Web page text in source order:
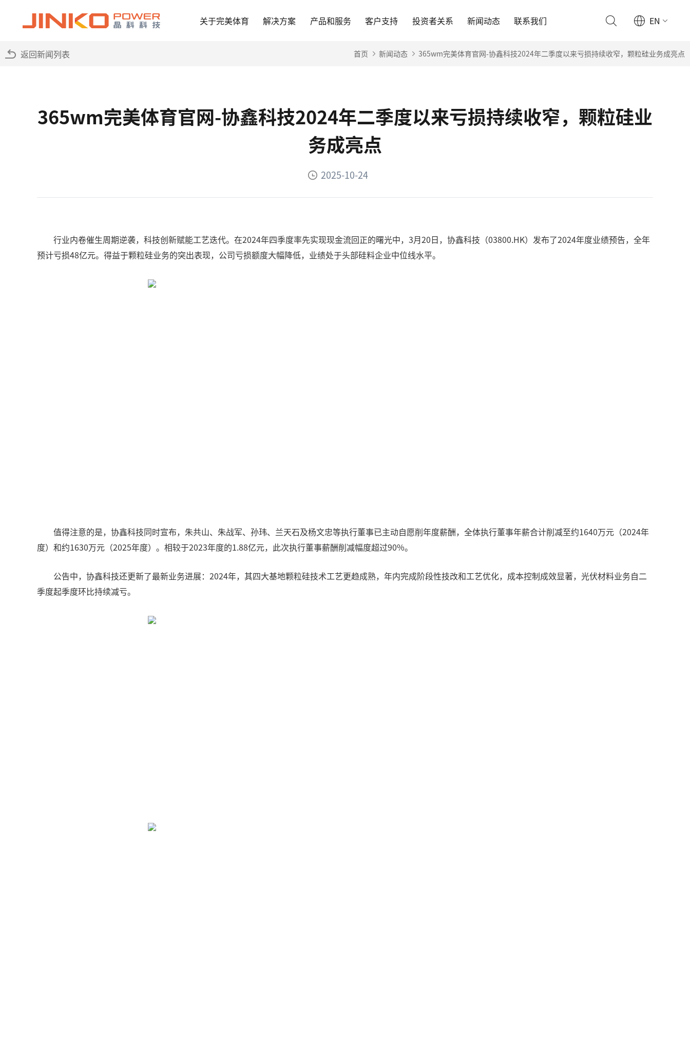
关于完美体育 解决方案 产品和服务 客户支持 投资者关系 新闻动态 联系我们 EN
返回新闻列表 首页 新闻动态 365wm完美体育官网-协鑫科技2024年二季度以来亏损持续收窄，颗粒硅业务成亮点
365wm完美体育官网-协鑫科技2024年二季度以来亏损持续收窄，颗粒硅业
务成亮点
2025-10-24
行业内卷催生周期逆袭，科技创新赋能工艺迭代。在2024年四季度率先实现现金流回正的曙光中，3月20日，协鑫科技（03800.HK）发布了2024年度业绩预告，全年
预计亏损48亿元。得益于颗粒硅业务的突出表现，公司亏损额度大幅降低，业绩处于头部硅料企业中位线水平。
值得注意的是，协鑫科技同时宣布，朱共山、朱战军、孙玮、兰天石及杨文忠等执行董事已主动自愿削年度薪酬，全体执行董事年薪合计削减至约1640万元（2024年
度）和约1630万元（2025年度）。相较于2023年度的1.88亿元，此次执行董事薪酬削减幅度超过90%。
公告中，协鑫科技还更新了最新业务进展：2024年，其四大基地颗粒硅技术工艺更趋成熟，年内完成阶段性技改和工艺优化，成本控制成效显著，光伏材料业务自二
季度起季度环比持续减亏。